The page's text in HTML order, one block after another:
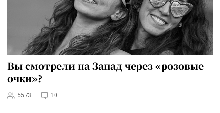
Вы смотрели на Запад через «розовые
очки»?
5573 10